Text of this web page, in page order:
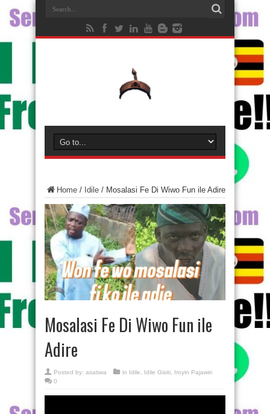
Home / Idile / Mosalasi Fe Di Wiwo Fun ile Adire
Mosalasi Fe Di Wiwo Fun ile
Adire
Posted by: asatiwa in Idile Idile Gisiti
Iroyin Pajawiri
0